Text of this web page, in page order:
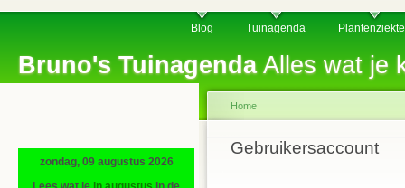
Bruno's TuinagendaAlles wat je
Blog Tuinagenda
zondag, 09 augustus 2026
Home
Gebruikersaccount